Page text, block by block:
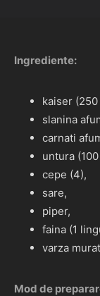
Ingrediente:
kaiser (250
slanina
carnati
untura
cepe (4),
sare,
piper,
faina (1
varza
Mod de